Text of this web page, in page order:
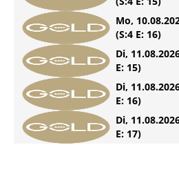
Mo,
(S:4 E: 16)
Di,
E: 15)
Di,
E: 16)
Di,
E: 17)